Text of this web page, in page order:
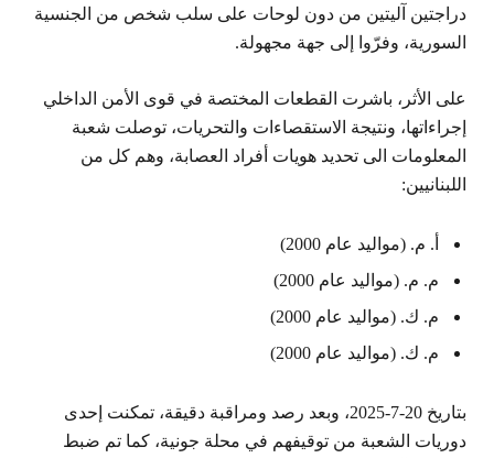
دراجتين آليتين من دون لوحات على سلب شخص من الجنسية
السورية، وفرّوا إلى جهة مجهولة.
على الأثر، باشرت القطعات المختصة في قوى الأمن الداخلي
إجراءاتها، ونتيجة الاستقصاءات والتحريات، توصلت شعبة
المعلومات الى تحديد هويات أفراد العصابة، وهم كل من
اللبنانيين:
أ. م. (مواليد عام 2000)
م. م. (مواليد عام 2000)
م. ك. (مواليد عام 2000)
م. ك. (مواليد عام 2000)
بتاريخ 20-7-2025، وبعد رصد ومراقبة دقيقة، تمكنت إحدى
دوريات الشعبة من توقيفهم في محلة جونية، كما تم ضبط